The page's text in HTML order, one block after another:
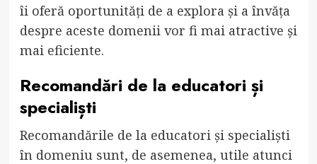
îi oferă oportunități de a explora și a învăța
despre aceste domenii vor fi mai atractive și
mai eficiente.
Recomandări de la educatori și
specialiști
Recomandările de la educatori și specialiști
în domeniu sunt, de asemenea, utile atunci